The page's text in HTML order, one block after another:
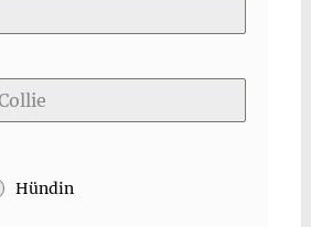
Hündin